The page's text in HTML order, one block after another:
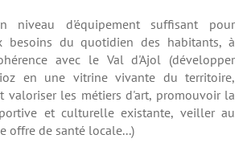
niveau d'équipement suffisant pour
besoins du quotidien des habitants, à
avec le Val d'Ajol (développer
en une vitrine vivante du territoire,
valoriser les métiers d'art, promouvoir la
et culturelle existante, veiller au
offre de santé locale...)